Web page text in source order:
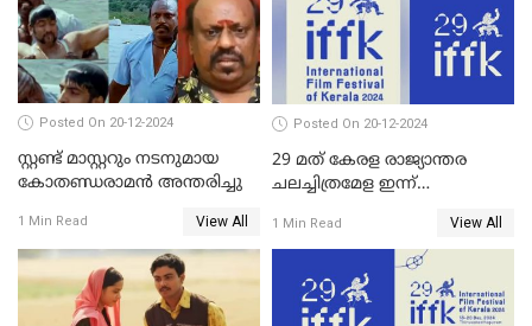
കപാഡിയയ്ക്ക് സമ്മാനിച്ചു;
ഫെമിനിച്ചി ഫാത്തിമയ്ക്ക്
അഞ്ച് പുരസ്കാരം
Posted On 20-12-2024
സ്റ്റണ്ട് മാസ്റ്ററും നടനുമായ
കോതണ്ഡരാമൻ അന്തരിച്ചു
1 Min Read View All
Posted On 20-12-2024
29 മത് കേരള രാജ്യാന്തര
ചലച്ചിത്രമേള ഇന്ന്
1 Min Read View All